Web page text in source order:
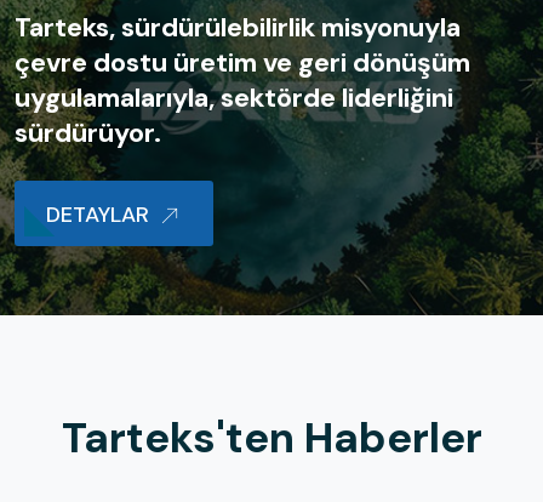
Tarteks, sürdürülebilirlik misyonuyla
çevre dostu üretim ve geri dönüşüm
uygulamalarıyla, sektörde liderliğini
sürdürüyor.
DETAYLAR
Tarteks'ten Haberler